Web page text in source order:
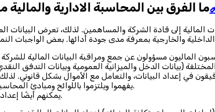
ما الفرق بين المحاسبة الادارية
المالية إلى قادة الشركة والمساهمين. لذلك، تعرض البيانات
في إعداد البيانات، والتعامل مع الأموال بشكل قانوني.
يفهموا ويلتزموا باللوائح ومبادئ المحاسبة المقبولة عمومًا الخاصة بالصناعة.
يمكنهم أيضًا إعداد الميزانيات وتقديم المشورة للإدارة.